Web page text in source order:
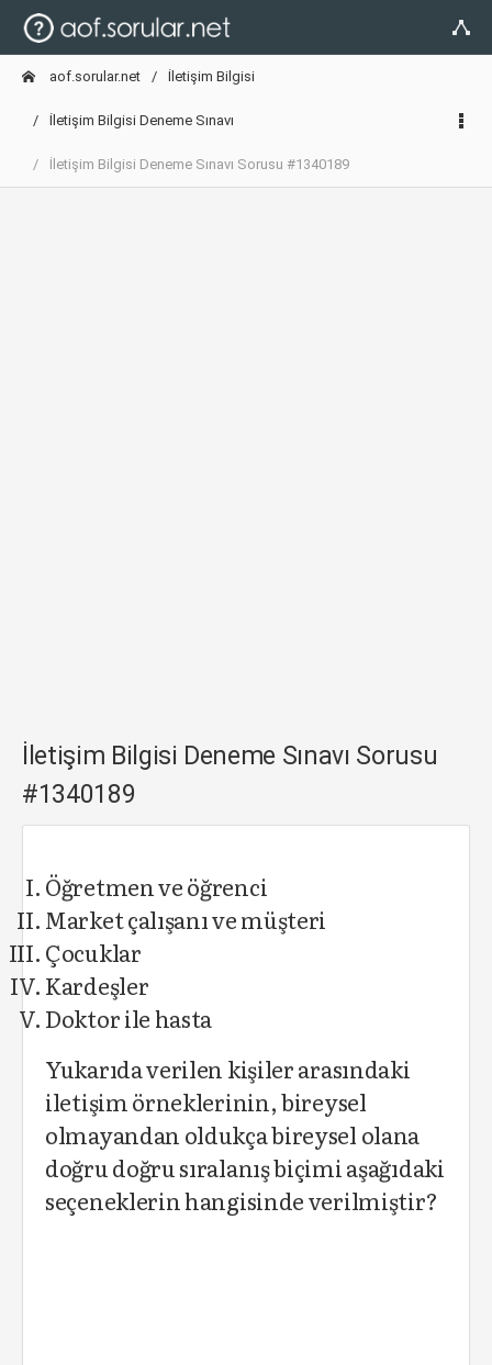
aof.sorular.net İletişim Bilgisi
İletişim Bilgisi Deneme Sınavı
İletişim Bilgisi Deneme Sınavı Sorusu #1340189
İletişim Bilgisi Deneme Sınavı Sorusu
#1340189
Öğretmen ve öğrenci
Market çalışanı ve müşteri
Çocuklar
Kardeşler
Doktor ile hasta
Yukarıda verilen kişiler arasındaki
iletişim örneklerinin, bireysel
olmayandan oldukça bireysel olana
doğru doğru sıralanış biçimi aşağıdaki
seçeneklerin hangisinde verilmiştir?